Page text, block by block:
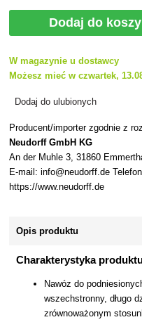
Dodaj do
W magazynie u dostawcy
Możesz mieć w czwartek,
Dodaj do ulubionych
Producent/importer zgodnie z
Neudorff GmbH KG
An der Muhle 3, 31860
E-mail: info@neudorff.de
https://www.neudorff.de
Opis produktu
Charakterystyka
Nawóz do
wszechstronny, długo
zrównoważonym